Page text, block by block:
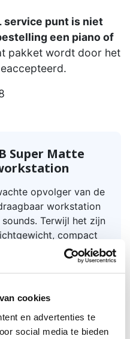
cookies
en advertenties te
social media te bieden
service punt is niet
een piano of
pakket wordt door het
Super Matte
opvolger van de
workstation
Terwijl het zijn
compact
behoudt,
sounds en
duizend
Eveneens
volwaardige